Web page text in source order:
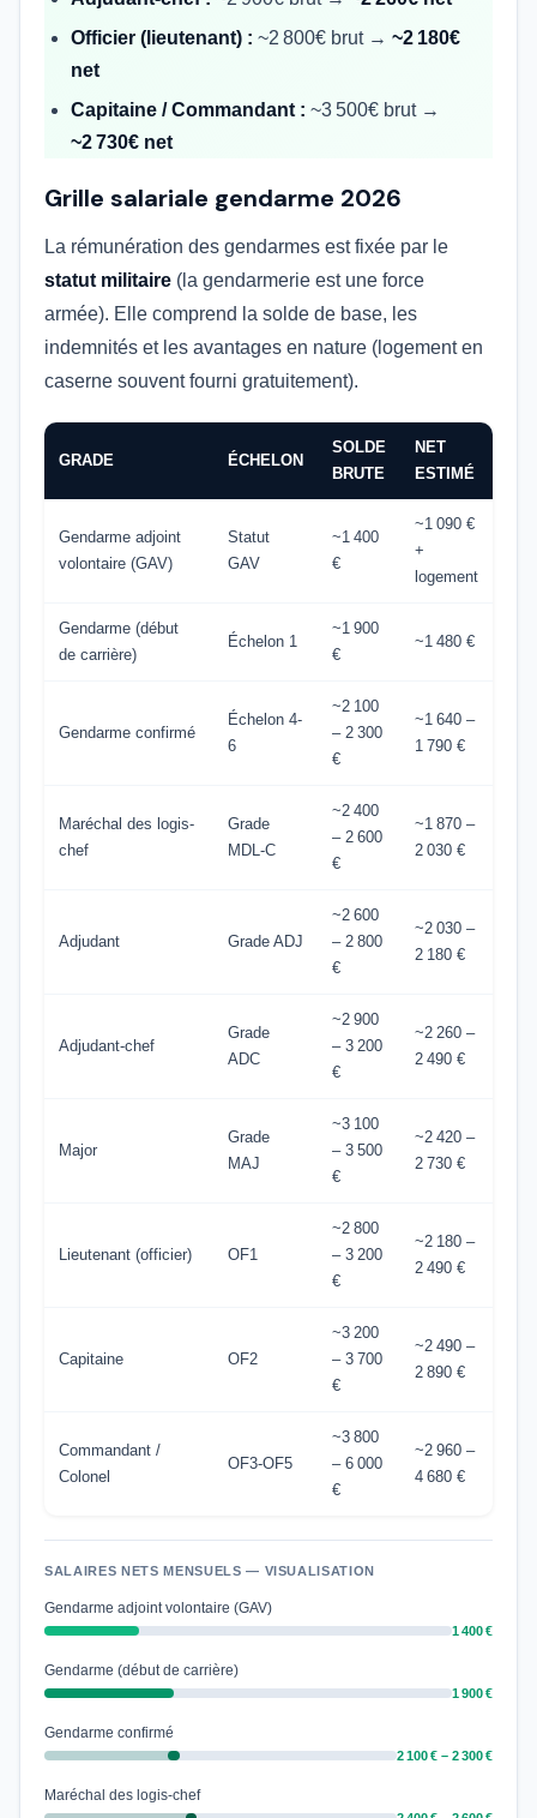
Officier (lieutenant) : ~2 800€ brut → ~2 180€
net
Capitaine / Commandant : ~3 500€ brut →
~2 730€ net
Grille salariale gendarme 2026
La rémunération des gendarmes est fixée par le
statut militaire (la gendarmerie est une force
armée). Elle comprend la solde de base, les
indemnités et les avantages en nature (logement en
caserne souvent fourni gratuitement).
GRADE ÉCHELON
SOLDE
BRUTE
NET
ESTIMÉ
Gendarme adjoint
volontaire (GAV)
Statut
GAV
~1 400
€
~1 090 €
+
logement
Gendarme (début
de carrière)
Échelon 1
~1 900
€
~1 480 €
Gendarme confirmé
Échelon 4-
6
~2 100
– 2 300
€
~1 640 –
1 790 €
Maréchal des logis-
chef
Grade
MDL-C
~2 400
– 2 600
€
~1 870 –
2 030 €
Adjudant Grade ADJ
~2 600
– 2 800
€
~2 030 –
2 180 €
Adjudant-chef
Grade
ADC
~2 900
– 3 200
€
~2 260 –
2 490 €
Major
Grade
MAJ
~3 100
– 3 500
€
~2 420 –
2 730 €
Lieutenant (officier) OF1
~2 800
– 3 200
€
~2 180 –
2 490 €
Capitaine OF2
~3 200
– 3 700
€
~2 490 –
2 890 €
Commandant /
Colonel
OF3-OF5
~3 800
– 6 000
€
~2 960 –
4 680 €
SALAIRES NETS MENSUELS — VISUALISATION
Gendarme adjoint volontaire (GAV)
1 400 €
Gendarme (début de carrière)
1 900 €
Gendarme confirmé
2 100 € – 2 300 €
Maréchal des logis-chef